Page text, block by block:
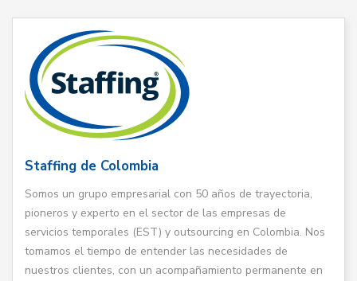
Staffing de Colombia
Somos un grupo empresarial con 50 años de trayectoria,
pioneros y experto en el sector de las empresas de
servicios temporales (EST) y outsourcing en Colombia. Nos
tomamos el tiempo de entender las necesidades de
nuestros clientes, con un acompañamiento permanente en